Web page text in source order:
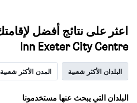
Inn Exeter City Centre
البلدان الأكثر شعبية المدن الأكثر شعبية
البلدان التي يبحث عنها مستخدمونا